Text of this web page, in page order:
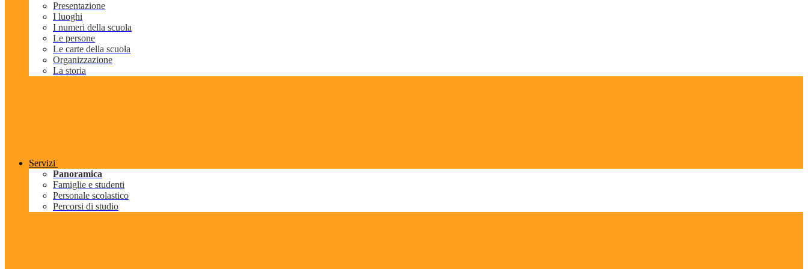
Presentazione
I luoghi
I numeri della scuola
Le persone
Le carte della scuola
Organizzazione
La storia
Servizi
Panoramica
Famiglie e studenti
Personale scolastico
Percorsi di studio